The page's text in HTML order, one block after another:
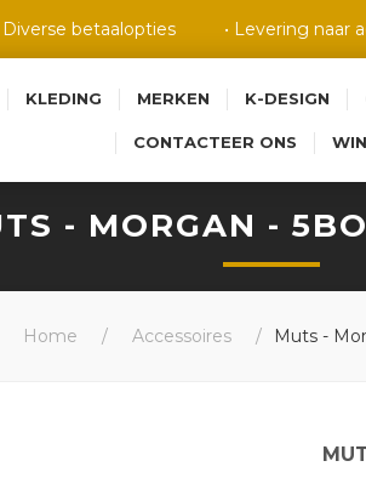
Diverse betaalopties • Levering naar
KLEDING MERKEN K-DESIGN
CONTACTEER ONS
Home / Accessoires / Muts -
- MORGAN -